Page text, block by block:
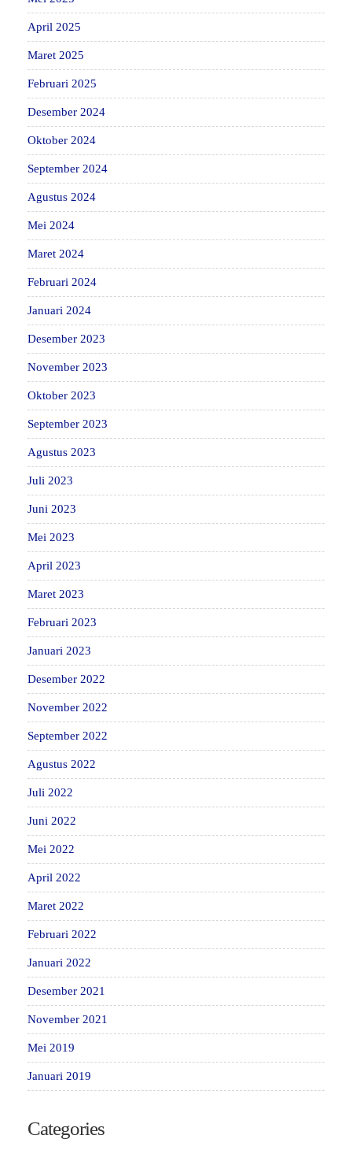
April 2025
Maret 2025
Februari 2025
Desember 2024
Oktober 2024
September 2024
Agustus 2024
Mei 2024
Maret 2024
Februari 2024
Januari 2024
Desember 2023
November 2023
Oktober 2023
September 2023
Agustus 2023
Juli 2023
Juni 2023
Mei 2023
April 2023
Maret 2023
Februari 2023
Januari 2023
Desember 2022
November 2022
September 2022
Agustus 2022
Juli 2022
Juni 2022
Mei 2022
April 2022
Maret 2022
Februari 2022
Januari 2022
Desember 2021
November 2021
Mei 2019
Januari 2019
Categories